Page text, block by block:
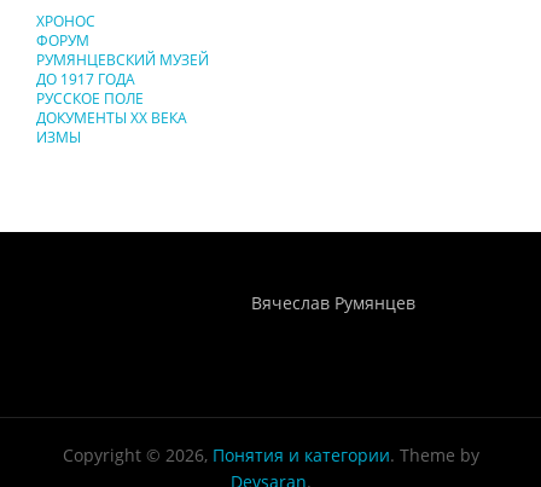
ХРОНОС
ФОРУМ
РУМЯНЦЕВСКИЙ МУЗЕЙ
ДО 1917 ГОДА
РУССКОЕ ПОЛЕ
ДОКУМЕНТЫ XX ВЕКА
ИЗМЫ
Вячеслав Румянцев
Copyright © 2026, Понятия и категории. Theme by
Devsaran.